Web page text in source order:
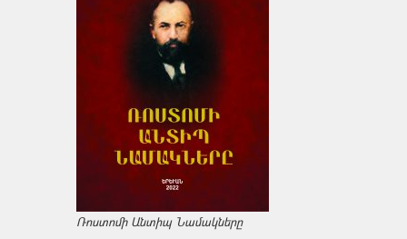
Ռոստոմի Անտիպ Նամակները